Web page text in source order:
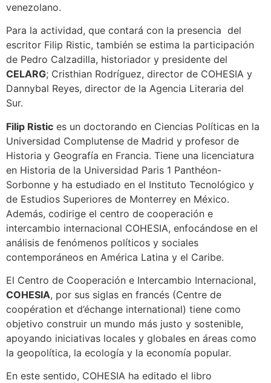
venezolano.
Para la actividad, que contará con la presencia del
escritor Filip Ristic, también se estima la participación
de Pedro Calzadilla, historiador y presidente del
CELARG; Cristhian Rodríguez, director de COHESIA y
Dannybal Reyes, director de la Agencia Literaria del
Sur.
Filip Ristic es un doctorando en Ciencias Políticas en la
Universidad Complutense de Madrid y profesor de
Historia y Geografía en Francia. Tiene una licenciatura
en Historia de la Universidad Paris 1 Panthéon-
Sorbonne y ha estudiado en el Instituto Tecnológico y
de Estudios Superiores de Monterrey en México.
Además, codirige el centro de cooperación e
intercambio internacional COHESIA, enfocándose en el
análisis de fenómenos políticos y sociales
contemporáneos en América Latina y el Caribe.
El Centro de Cooperación e Intercambio Internacional,
COHESIA, por sus siglas en francés (Centre de
coopération et d’échange international) tiene como
objetivo construir un mundo más justo y sostenible,
apoyando iniciativas locales y globales en áreas como
la geopolítica, la ecología y la economía popular.
En este sentido, COHESIA ha editado el libro